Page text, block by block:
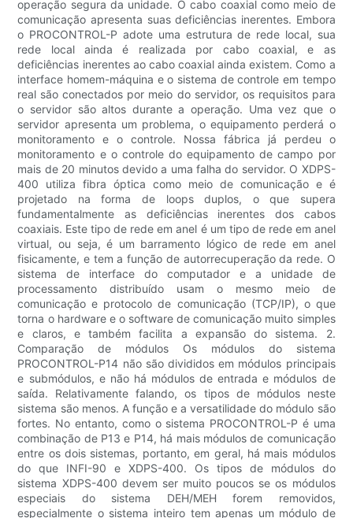
operação segura da unidade. O cabo coaxial como meio de
comunicação apresenta suas deficiências inerentes. Embora
o PROCONTROL-P adote uma estrutura de rede local, sua
rede local ainda é realizada por cabo coaxial, e as
deficiências inerentes ao cabo coaxial ainda existem. Como a
interface homem-máquina e o sistema de controle em tempo
real são conectados por meio do servidor, os requisitos para
o servidor são altos durante a operação. Uma vez que o
servidor apresenta um problema, o equipamento perderá o
monitoramento e o controle. Nossa fábrica já perdeu o
monitoramento e o controle do equipamento de campo por
mais de 20 minutos devido a uma falha do servidor. O XDPS-
400 utiliza fibra óptica como meio de comunicação e é
projetado na forma de loops duplos, o que supera
fundamentalmente as deficiências inerentes dos cabos
coaxiais. Este tipo de rede em anel é um tipo de rede em anel
virtual, ou seja, é um barramento lógico de rede em anel
fisicamente, e tem a função de autorrecuperação da rede. O
sistema de interface do computador e a unidade de
processamento distribuído usam o mesmo meio de
comunicação e protocolo de comunicação (TCP/IP), o que
torna o hardware e o software de comunicação muito simples
e claros, e também facilita a expansão do sistema. 2.
Comparação de módulos Os módulos do sistema
PROCONTROL-P14 não são divididos em módulos principais
e submódulos, e não há módulos de entrada e módulos de
saída. Relativamente falando, os tipos de módulos neste
sistema são menos. A função e a versatilidade do módulo são
fortes. No entanto, como o sistema PROCONTROL-P é uma
combinação de P13 e P14, há mais módulos de comunicação
entre os dois sistemas, portanto, em geral, há mais módulos
do que INFI-90 e XDPS-400. Os tipos de módulos do
sistema XDPS-400 devem ser muito poucos se os módulos
especiais do sistema DEH/MEH forem removidos,
especialmente o sistema inteiro tem apenas um módulo de